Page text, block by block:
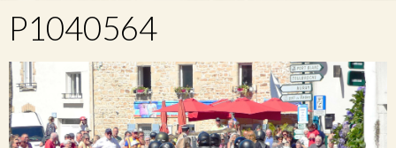
P1040564